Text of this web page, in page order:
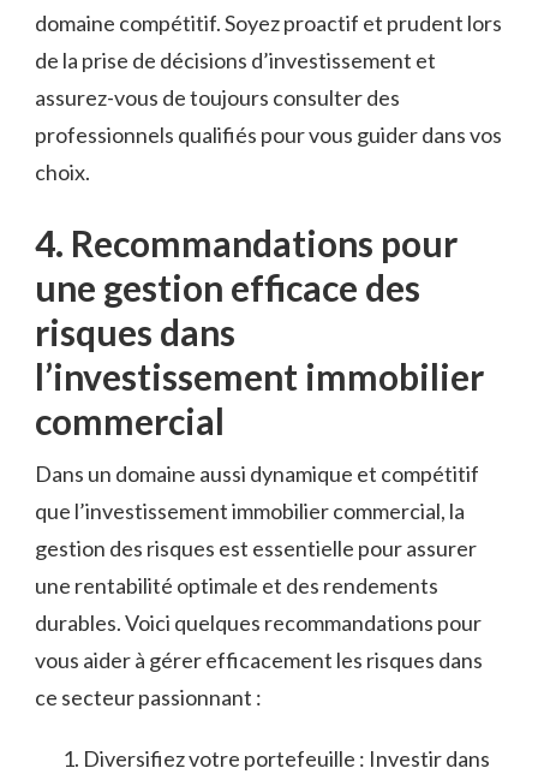
domaine compétitif. Soyez proactif et prudent lors
‌de la prise ⁤de décisions d’investissement et
assurez-vous de toujours consulter des
professionnels qualifiés pour‌ vous guider dans vos
choix.
4. Recommandations pour
une ⁣gestion efficace des
risques dans
l’investissement immobilier ​
commercial
Dans un domaine aussi dynamique et compétitif
que l’investissement immobilier commercial, la
‍gestion ‌des risques est ⁤essentielle pour⁤ assurer
⁤une ⁤rentabilité optimale et des‌ rendements
durables. Voici quelques recommandations ‍pour
vous aider‌ à gérer efficacement​ les ‌risques dans
ce secteur passionnant :
Diversifiez votre portefeuille : Investir dans